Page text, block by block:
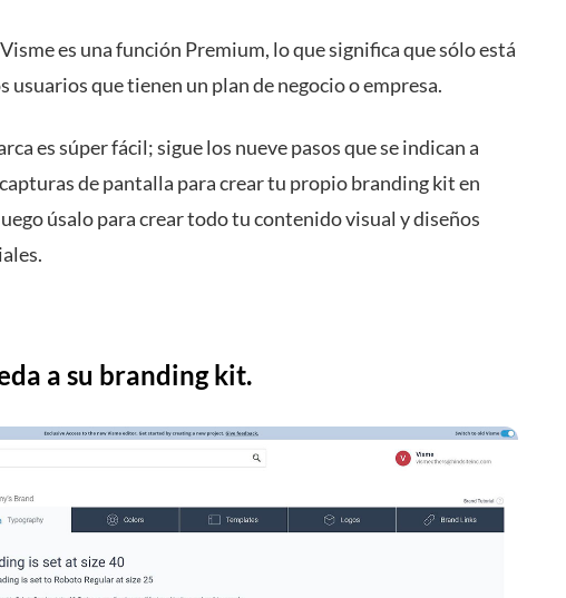
es una función Premium, lo que significa que sólo está
usuarios que tienen un plan de negocio o empresa.
es súper fácil; sigue los nueve pasos que se indican a
de pantalla para crear tu propio branding kit en
úsalo para crear todo tu contenido visual y diseños
a su branding kit.